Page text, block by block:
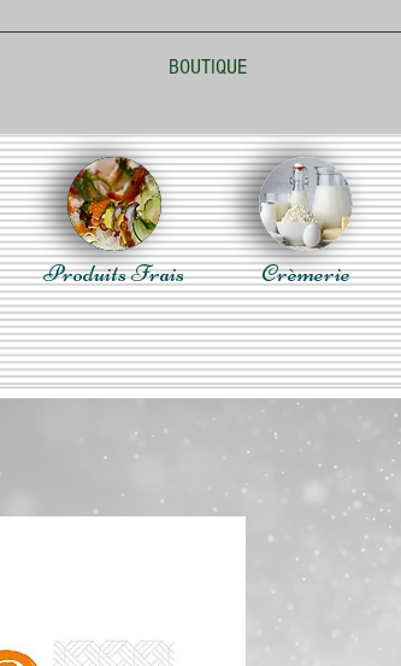
BOUTIQUE
Produits Frais Crèmerie